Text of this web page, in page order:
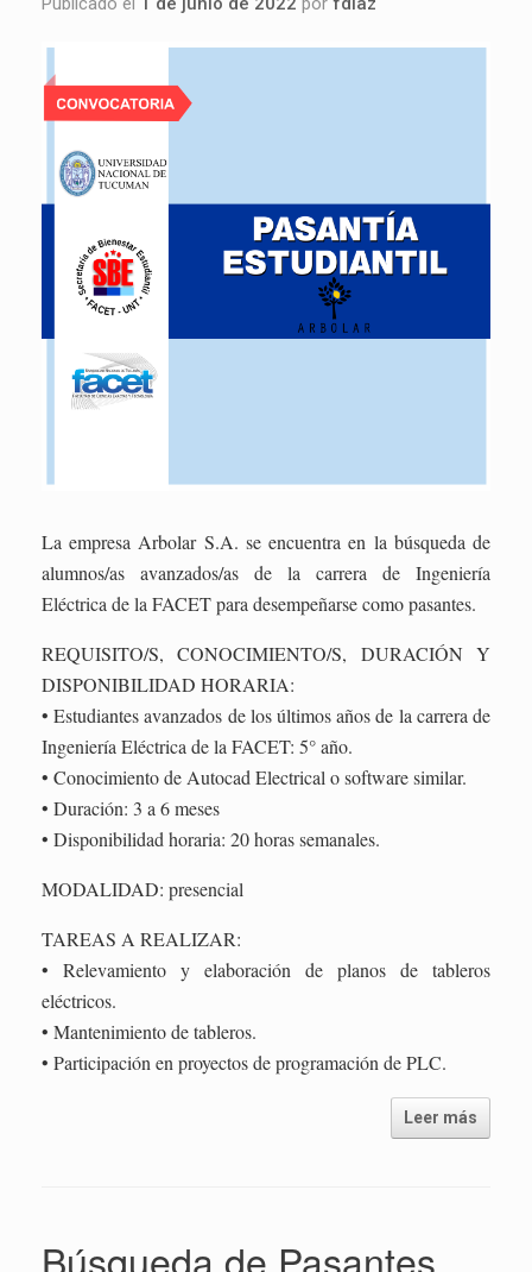
La empresa Arbolar S.A. se encuentra en la búsqueda de
alumnos/as avanzados/as de la carrera de Ingeniería
Eléctrica de la FACET para desempeñarse como pasantes.
REQUISITO/S, CONOCIMIENTO/S, DURACIÓN Y
DISPONIBILIDAD HORARIA:
• Estudiantes avanzados de los últimos años de la carrera de
Ingeniería Eléctrica de la FACET: 5° año.
• Conocimiento de Autocad Electrical o software similar.
• Duración: 3 a 6 meses
• Disponibilidad horaria: 20 horas semanales.
MODALIDAD: presencial
TAREAS A REALIZAR:
• Relevamiento y elaboración de planos de tableros
eléctricos.
• Mantenimiento de tableros.
• Participación en proyectos de programación de PLC.
Leer más
Búsqueda de Pasantes